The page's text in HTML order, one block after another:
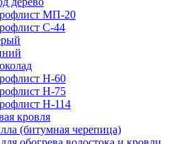
МП-20
С-44
Н-60
Н-75
H-114
кровля
(битумная черепица)